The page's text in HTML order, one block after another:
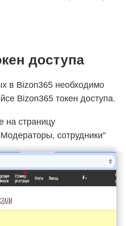
доступа
в Bizon365 необходимо
Bizon365 токен доступа.
на страницу
сотрудники"